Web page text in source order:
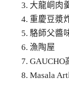
大龍峒肉
重慶豆漿
駱師父醬
漁陶屋
GAUCHO
Masala